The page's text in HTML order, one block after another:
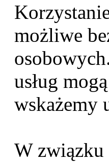
możliwe
usług
wskażemy
W